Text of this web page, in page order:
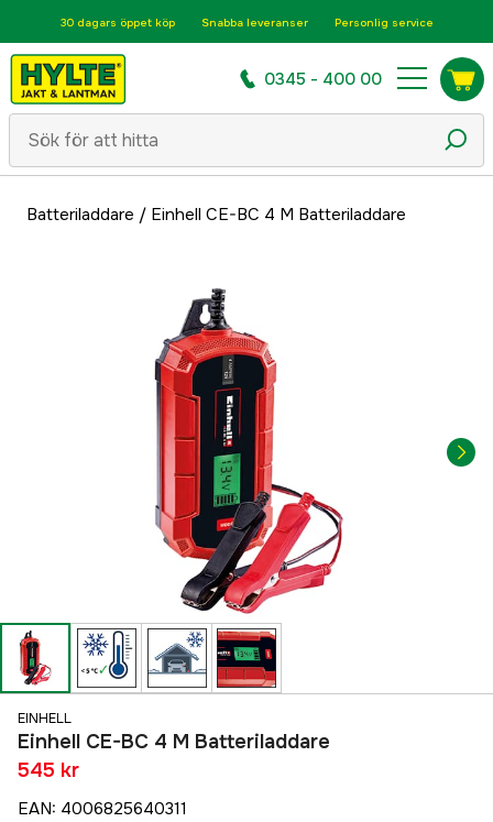
30 dagars öppet köp Snabba leveranser Personlig service
0345 - 400 00
Batteriladdare / Einhell CE-BC 4 M Batteriladdare
EINHELL
Einhell CE-BC 4 M Batteriladdare
545 kr
EAN: 4006825640311